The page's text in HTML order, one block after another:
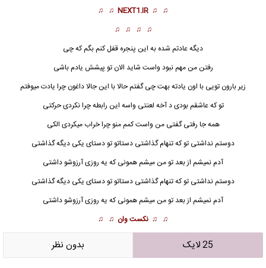
♫ ♫
NEXT1.IR
♫ ♫
♫ ♫ ♫ ♫
دیگه عادتم شده به این پنجره قفل کنم بگم که چی
رفتن من مهم نبود واست شاید الان تو پیشش یادم باشی
زیر بارون تویی با اون یادته بهت چی گفتم حالا با این جالا داغون چرا یادت میوفتم
تو که عاشقم بودی د آخه لعنتی واسه این رابطه چرا نکردی حرکتی
همه جا رفتی گفتی من واست کمم منو چرا خراب میکردی الکی
دوستم نداشتی تو که تنهام گذاشتی دستاتو تو دستای یکی دیگه گذاشتی
آدم نمیشم از بعد تو من میشم همونی که یه روزی آرزوشو داشتی
دوستم نداشتی تو که تنهام گذاشتی دستاتو تو دستای یکی دیگه گذاشتی
آدم نمیشم از بعد تو من میشم همونی که یه روزی آرزوشو داشتی
♫ ♫ نکست وان ♫ ♫
25 لایک بدون نظر